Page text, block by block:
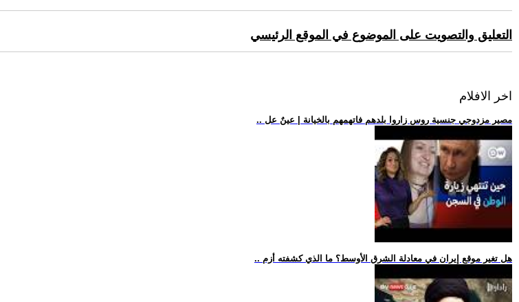
التعليق والتصويت على الموضوع في الموقع الرئيسي
اخر الافلام
.. مصير مزدوجي جنسية روس زاروا بلدهم فاتهمهم بالخيانة | عينٌ عل
.. هل تغير موقع إيران في معادلة الشرق الأوسط؟ ما الذي كشفته أزم